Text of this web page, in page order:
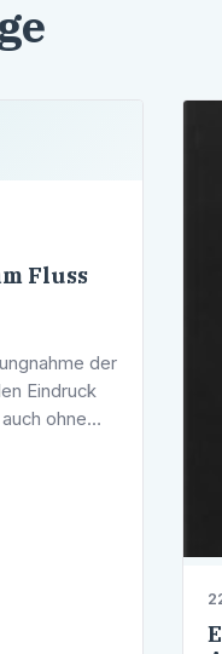
Fluss
der
Eindruck
ohne